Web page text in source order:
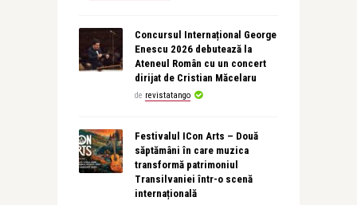
Concursul Internațional George
Enescu 2026 debutează la
Ateneul Român cu un concert
dirijat de Cristian Măcelaru
de revistatango
Festivalul ICon Arts – Două
săptămâni în care muzica
transformă patrimoniul
Transilvaniei într-o scenă
internațională